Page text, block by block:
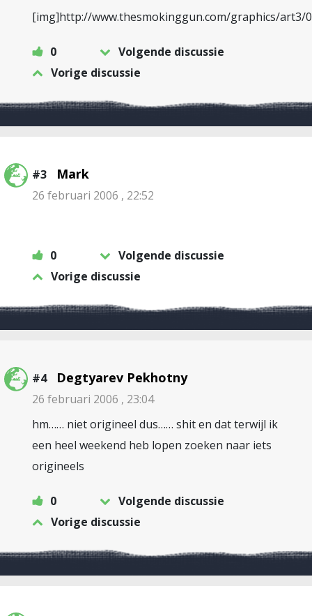
[img]http://www.thesmokinggun.com/graphics/art3/
0
Volgende discussie
Vorige discussie
#3 Mark
26 februari 2006 , 22:52
0
Volgende discussie
Vorige discussie
#4 Degtyarev Pekhotny
26 februari 2006 , 23:04
hm…… niet origineel dus…… shit en dat terwijl ik
een heel weekend heb lopen zoeken naar iets
origineels
0
Volgende discussie
Vorige discussie